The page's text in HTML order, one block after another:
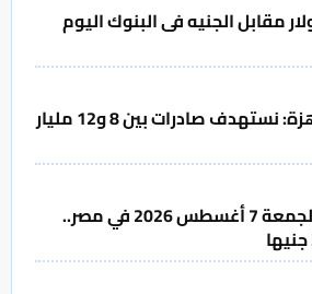
مقابل الجنيه فى البنوك اليوم
غرفة الملابس الجاهزة: نستهدف صادرات بين 8 و12 مليار
سعر الذهب اليوم الجمعة 7 أغسطس 2026 في مصر..